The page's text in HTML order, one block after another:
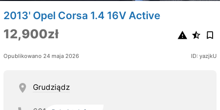
2013' Opel Corsa 1.4 16V Active
12,900zł
Opublikowano 24 maja 2026 ID: yazjkU
Grudziądz